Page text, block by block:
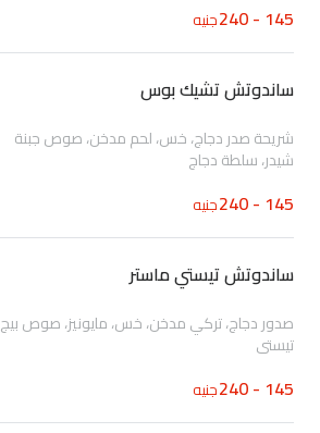
145 - 240 جنيه
ساندوتش تشيك بوس
شريحة صدر دجاج، خس، لحم مدخن، صوص جبنة
شيدر، سلطة دجاج
145 - 240 جنيه
ساندوتش تيستي ماستر
صدور دجاج، تركي مدخن، خس، مايونيز، صوص بيج
تيستي
145 - 240 جنيه